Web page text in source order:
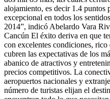
alojamiento, es decir 1.4 puntos
excepcional en todos los
2014”, indicó Abelardo Vara
Cancún El éxito deriva en que
con excelentes condiciones,
cubren las expectativas de los
abanico de atractivos y
precios competitivos. La
aeropuertos nacionales y
número de turistas elijan el